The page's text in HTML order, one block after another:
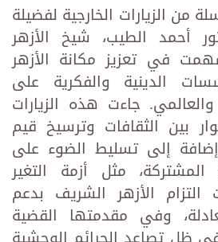
2024 سلسلة من الزيارات الخارجية لفضيلة
أحمد الطيب، شيخ الأزهر
في تعزيز مكانة الأزهر
الدينية والفكرية على
جاءت هذه الزيارات
بين الثقافات وترسيخ قيم
إضافة إلى تسليط الضوء على
المشتركة، مثل أزمة التغير
التزام الأزهر الشريف بدعم
وفي مقدمتها القضية